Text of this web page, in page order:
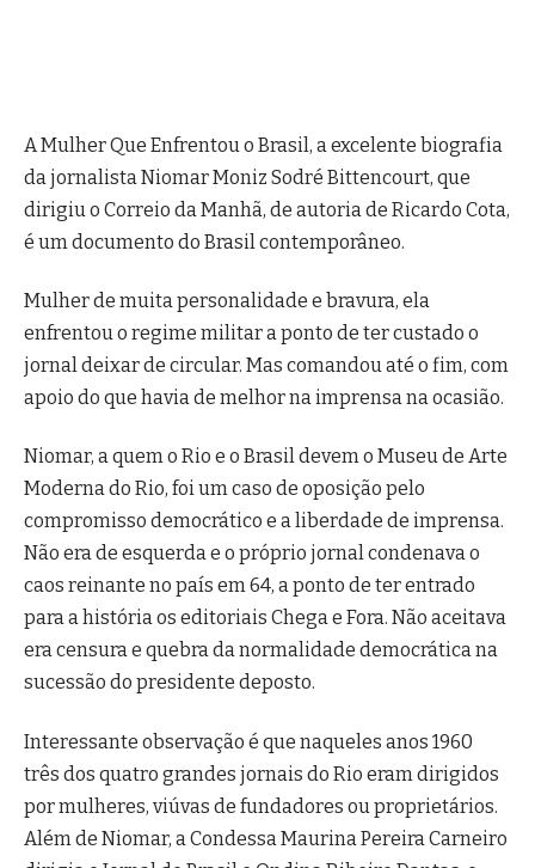
A Mulher Que Enfrentou o Brasil, a excelente biografia
da jornalista Niomar Moniz Sodré Bittencourt, que
dirigiu o Correio da Manhã, de autoria de Ricardo Cota,
é um documento do Brasil contemporâneo.
Mulher de muita personalidade e bravura, ela
enfrentou o regime militar a ponto de ter custado o
jornal deixar de circular. Mas comandou até o fim, com
apoio do que havia de melhor na imprensa na ocasião.
Niomar, a quem o Rio e o Brasil devem o Museu de Arte
Moderna do Rio, foi um caso de oposição pelo
compromisso democrático e a liberdade de imprensa.
Não era de esquerda e o próprio jornal condenava o
caos reinante no país em 64, a ponto de ter entrado
para a história os editoriais Chega e Fora. Não aceitava
era censura e quebra da normalidade democrática na
sucessão do presidente deposto.
Interessante observação é que naqueles anos 1960
três dos quatro grandes jornais do Rio eram dirigidos
por mulheres, viúvas de fundadores ou proprietários.
Além de Niomar, a Condessa Maurina Pereira Carneiro